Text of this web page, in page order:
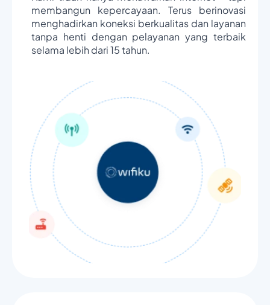
membangun kepercayaan. Terus berinovasi
menghadirkan koneksi berkualitas dan layanan
tanpa henti dengan pelayanan yang terbaik
selama lebih dari 15 tahun.